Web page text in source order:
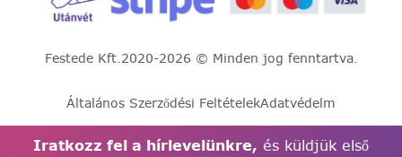
Festede Kft.2020-2026 © Minden jog fenntartva.
Általános Szerződési FeltételekAdatvédelm
Iratkozz fel a hírlevelünkre, és küldjük első